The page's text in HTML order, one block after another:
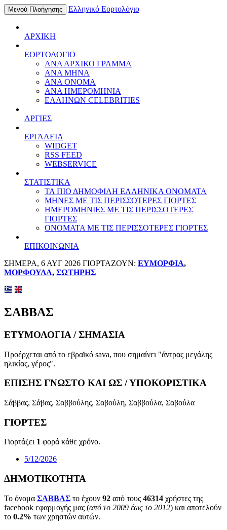
Μενού Πλοήγησης Ελληνικό Εορτολόγιο
ΑΡΧΙΚΗ
ΕΟΡΤΟΛΟΓΙΟ
ΑΝΑ ΑΡΧΙΚΟ ΓΡΑΜΜΑ
ΑΝΑ ΜΗΝΑ
ΑΝΑ ΟΝΟΜΑ
ΑΝΑ ΗΜΕΡΟΜΗΝΙΑ
ΕΛΛΗΝΩΝ CELEBRITIES
ΑΡΓΙΕΣ
ΕΡΓΑΛΕΙΑ
WIDGET
RSS FEED
WEBSERVICE
ΣΤΑΤΙΣΤΙΚΑ
ΤΑ ΠΙΟ ΔΗΜΟΦΙΛΗ ΕΛΛΗΝΙΚΑ ΟΝΟΜΑΤΑ
ΜΗΝΕΣ ΜΕ ΤΙΣ ΠΕΡΙΣΣΟΤΕΡΕΣ ΓΙΟΡΤΕΣ
ΗΜΕΡΟΜΗΝΙΕΣ ΜΕ ΤΙΣ ΠΕΡΙΣΣΟΤΕΡΕΣ
ΓΙΟΡΤΕΣ
ΟΝΟΜΑΤΑ ΜΕ ΤΙΣ ΠΕΡΙΣΣΟΤΕΡΕΣ ΓΙΟΡΤΕΣ
ΕΠΙΚΟΙΝΩΝΙΑ
ΣΗΜΕΡΑ, 6 ΑΥΓ 2026 ΓΙΟΡΤΑΖΟΥΝ: ΕΥΜΟΡΦΙΑ,
ΜΟΡΦΟΥΛΑ, ΣΩΤΗΡΗΣ
ΣΑΒΒΑΣ
ΕΤΥΜΟΛΟΓΙΑ / ΣΗΜΑΣΙΑ
Προέρχεται από το εβραϊκό sava, που σημαίνει "άντρας μεγάλης
ηλικίας, γέρος".
ΕΠΙΣΗΣ ΓΝΩΣΤΟ ΚΑΙ ΩΣ / ΥΠΟΚΟΡΙΣΤΙΚΑ
Σάββας, Σάβας, Σαββούλης, Σαβούλη, Σαββούλα, Σαβούλα
ΓΙΟΡΤΕΣ
Γιορτάζει 1 φορά κάθε χρόνο.
5/12/2026
ΔΗΜΟΤΙΚΟΤΗΤΑ
Το όνομα ΣΑΒΒΑΣ το έχουν 92 από τους 46314 χρήστες της
facebook εφαρμογής μας (από το 2009 έως το 2012) και αποτελούν
το 0.2% των χρηστών αυτών.